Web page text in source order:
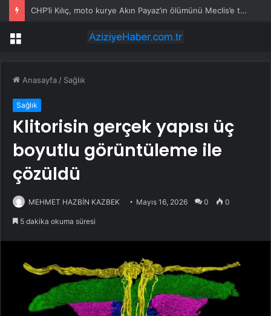
CHP’li Kılıç, moto kurye Akın Payaz’ın ölümünü Meclis’e taşıdı
Menü
Anasayfa / Sağlık
Sağlık
Klitorisin gerçek yapısı üç
boyutlu görüntüleme ile
çözüldü
MEHMET HAZBİN KAZBEK Mayıs 16, 2026 0 0
5 dakika okuma süresi